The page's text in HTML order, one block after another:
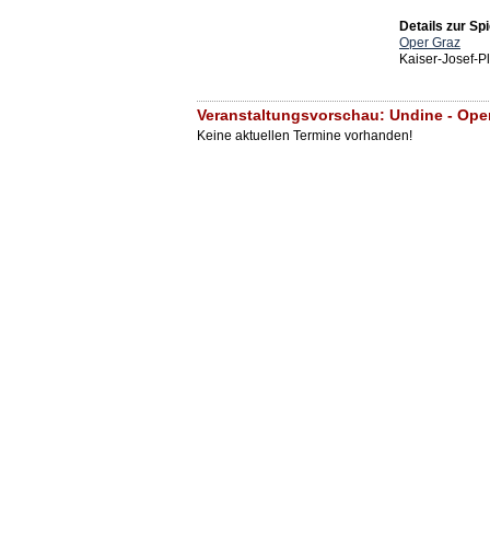
Details zur
Oper Graz
Kaiser-Josef-
Veranstaltungsvorschau: Undine -
Keine aktuellen Termine vorhanden!